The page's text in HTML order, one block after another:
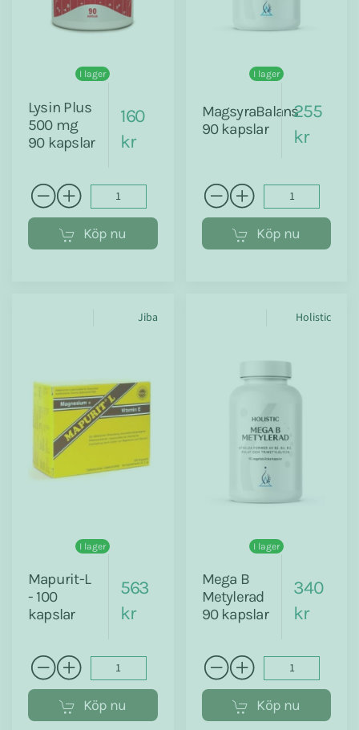
I lager
Lysin Plus
500 mg
90 kapslar
160
kr
Köp nu
I lager
MagsyraBalans
90 kapslar
255
kr
Köp nu
Jiba
I lager
Mapurit-L
- 100
kapslar
563
kr
Köp nu
Holistic
I lager
Mega B
Metylerad
90 kapslar
340
kr
Köp nu